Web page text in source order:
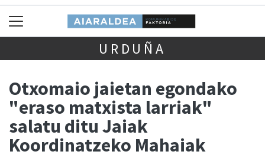
URDUÑA
Otxomaio jaietan egondako
"eraso matxista larriak"
salatu ditu Jaiak
Koordinatzeko Mahaiak